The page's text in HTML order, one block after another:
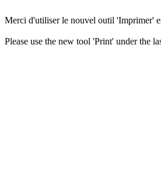
Merci d'utiliser le nouvel outil 'Imprimer'
Please use the new tool 'Print' under the